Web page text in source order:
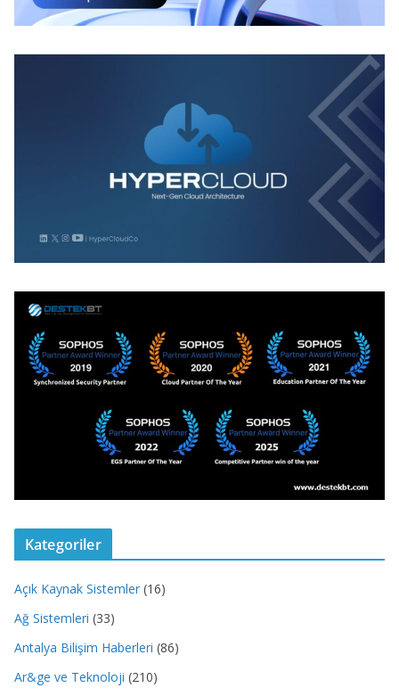
Kategoriler
Açık Kaynak Sistemler (16)
Ağ Sistemleri (33)
Antalya Bilişim Haberleri (86)
Ar&ge ve Teknoloji (210)